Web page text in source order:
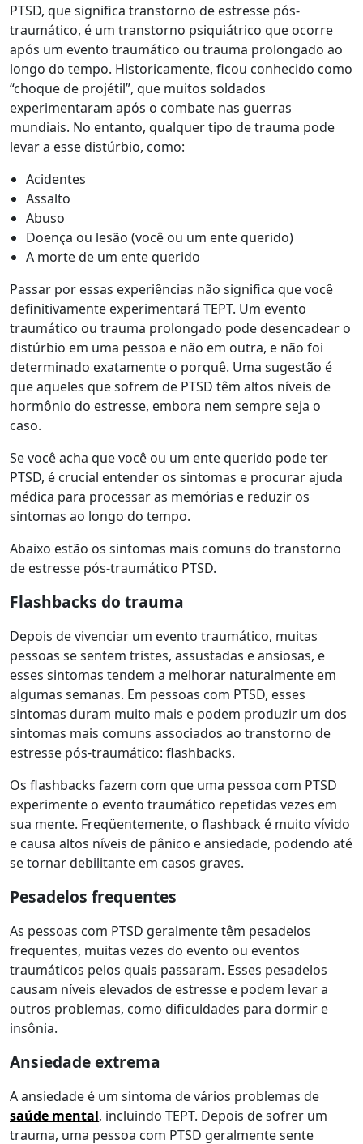
PTSD, que significa transtorno de estresse pós-
traumático, é um transtorno psiquiátrico que ocorre
após um evento traumático ou trauma prolongado ao
longo do tempo. Historicamente, ficou conhecido como
“choque de projétil”, que muitos soldados
experimentaram após o combate nas guerras
mundiais. No entanto, qualquer tipo de trauma pode
levar a esse distúrbio, como:
Acidentes
Assalto
Abuso
Doença ou lesão (você ou um ente querido)
A morte de um ente querido
Passar por essas experiências não significa que você
definitivamente experimentará TEPT. Um evento
traumático ou trauma prolongado pode desencadear o
distúrbio em uma pessoa e não em outra, e não foi
determinado exatamente o porquê. Uma sugestão é
que aqueles que sofrem de PTSD têm altos níveis de
hormônio do estresse, embora nem sempre seja o
caso.
Se você acha que você ou um ente querido pode ter
PTSD, é crucial entender os sintomas e procurar ajuda
médica para processar as memórias e reduzir os
sintomas ao longo do tempo.
Abaixo estão os sintomas mais comuns do transtorno
de estresse pós-traumático PTSD.
Flashbacks do trauma
Depois de vivenciar um evento traumático, muitas
pessoas se sentem tristes, assustadas e ansiosas, e
esses sintomas tendem a melhorar naturalmente em
algumas semanas. Em pessoas com PTSD, esses
sintomas duram muito mais e podem produzir um dos
sintomas mais comuns associados ao transtorno de
estresse pós-traumático: flashbacks.
Os flashbacks fazem com que uma pessoa com PTSD
experimente o evento traumático repetidas vezes em
sua mente. Freqüentemente, o flashback é muito vívido
e causa altos níveis de pânico e ansiedade, podendo até
se tornar debilitante em casos graves.
Pesadelos frequentes
As pessoas com PTSD geralmente têm pesadelos
frequentes, muitas vezes do evento ou eventos
traumáticos pelos quais passaram. Esses pesadelos
causam níveis elevados de estresse e podem levar a
outros problemas, como dificuldades para dormir e
insônia.
Ansiedade extrema
A ansiedade é um sintoma de vários problemas de
saúde mental, incluindo TEPT. Depois de sofrer um
trauma, uma pessoa com PTSD geralmente sente